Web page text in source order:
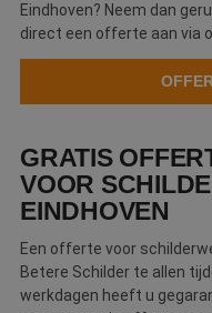
Eindhoven? Neem dan
direct een offerte aan via
GRATIS
VOOR
EINDHOVEN
Een offerte voor
Betere Schilder te allen
werkdagen heeft u